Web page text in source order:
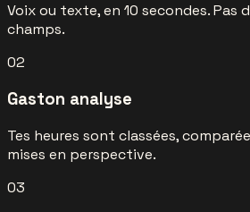
Voix ou texte, en 10 secondes. Pas
champs.
02
Gaston analyse
Tes heures sont classées,
mises en perspective.
03